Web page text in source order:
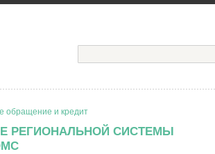
обращение и кредит
РЕГИОНАЛЬНОЙ СИСТЕМЫ